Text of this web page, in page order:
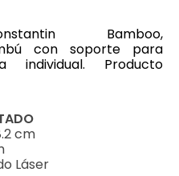
Bamboo,
con soporte para
individual. Producto
cm
Láser